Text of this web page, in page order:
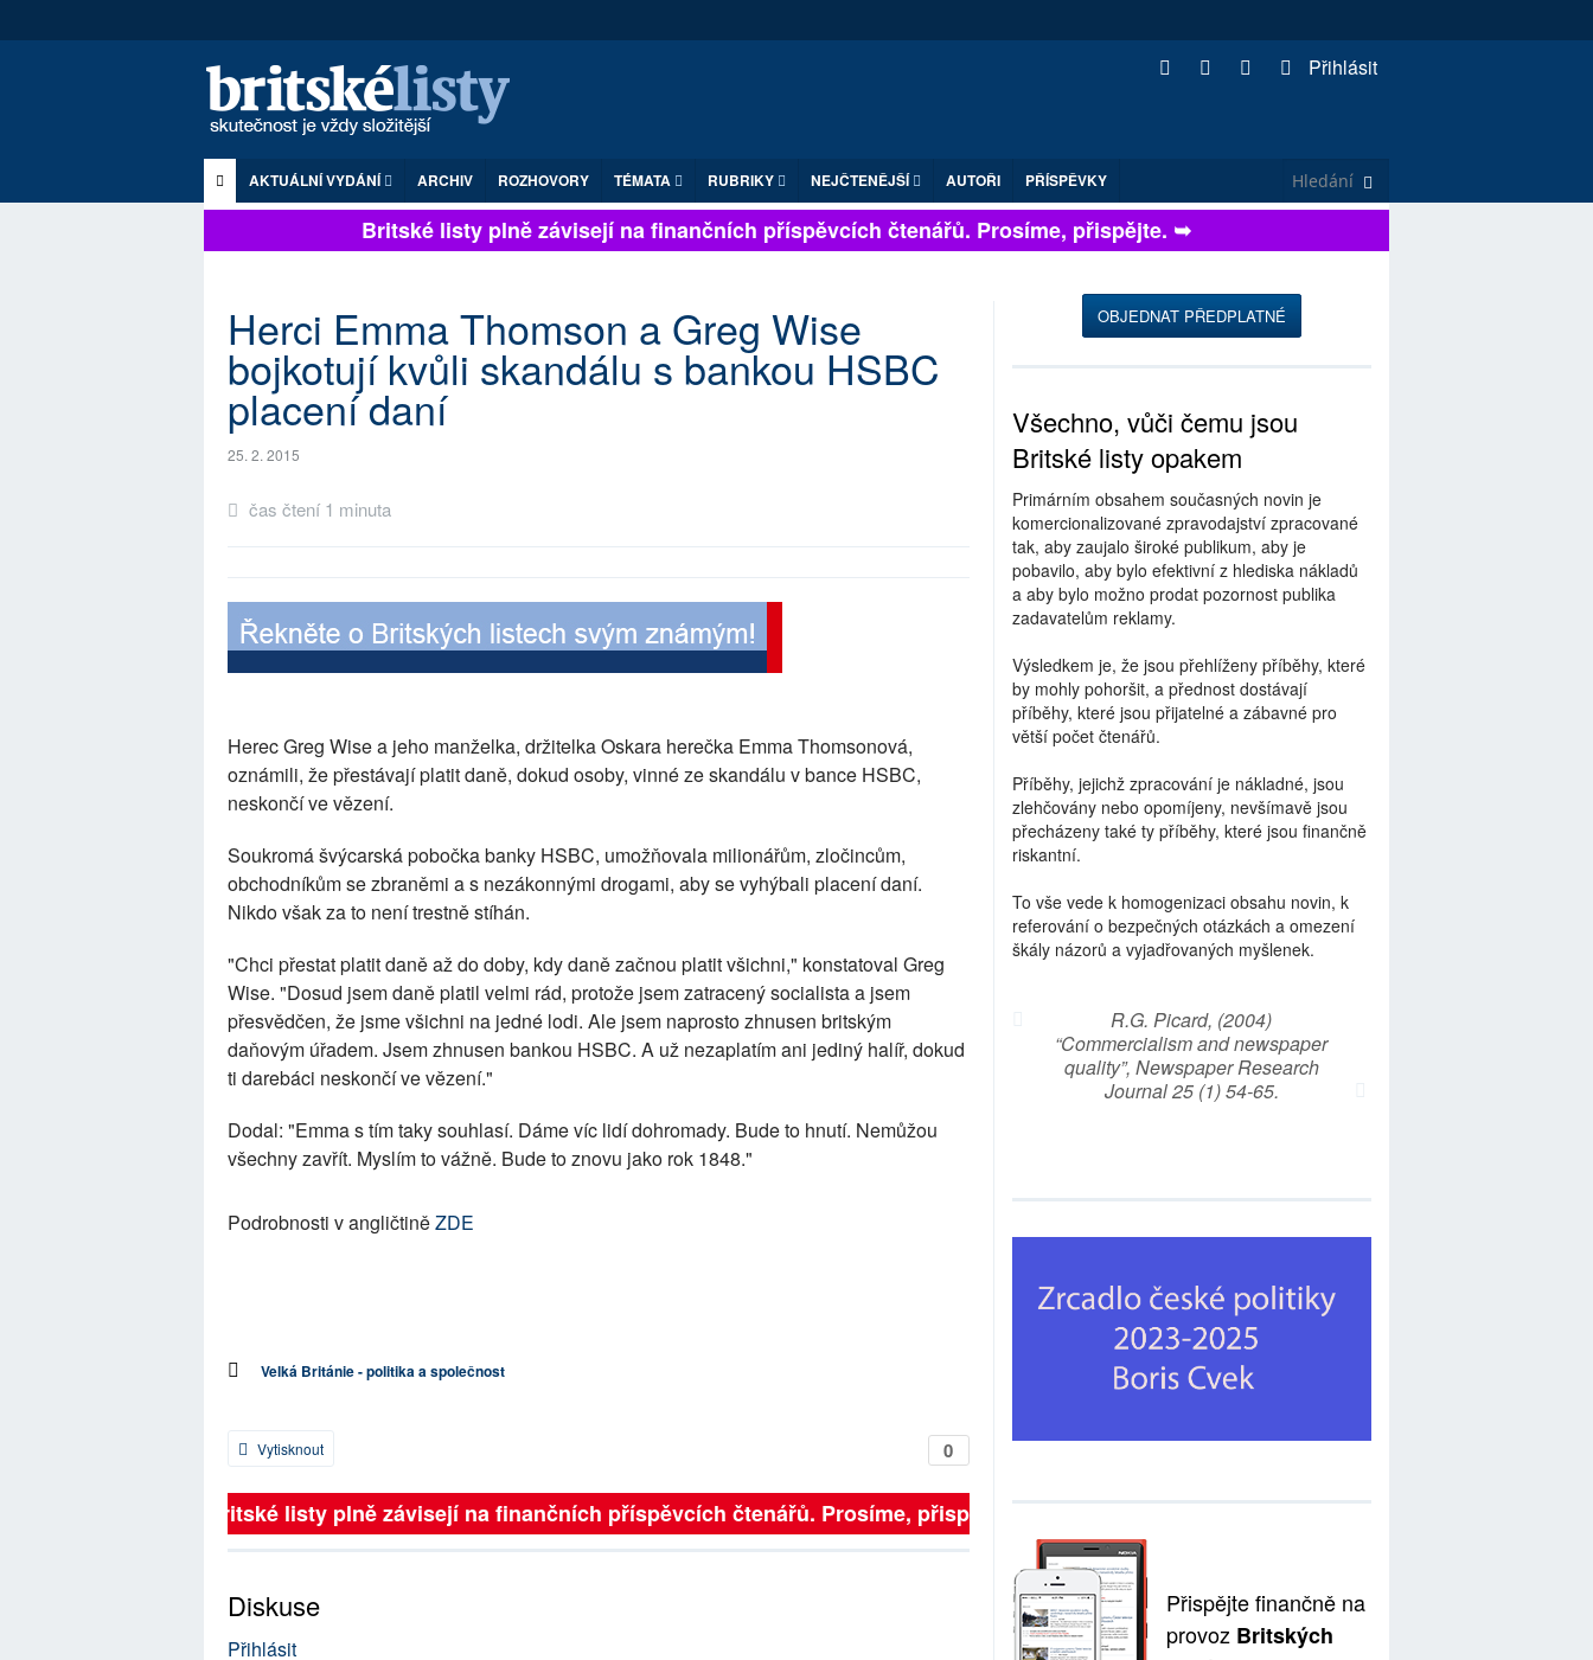
Přihlásit
AKTUÁLNÍ VYDÁNÍ ARCHIV ROZHOVORY TÉMATA RUBRIKY NEJČTENĚJŠÍ AUTOŘI PŘÍSPĚVKY
Britské listy plně závisejí na finančních příspěvcích čtenářů. Prosíme, přispějte. ➥
Herci Emma Thomson a Greg Wise
bojkotují kvůli skandálu s bankou HSBC
placení daní
25. 2. 2015
čas čtení 1 minuta
Herec Greg Wise a jeho manželka, držitelka Oskara herečka Emma Thomsonová,
oznámili, že přestávají platit daně, dokud osoby, vinné ze skandálu v bance HSBC,
neskončí ve vězení.
Soukromá švýcarská pobočka banky HSBC, umožňovala milionářům, zločincům,
obchodníkům se zbraněmi a s nezákonnými drogami, aby se vyhýbali placení daní.
Nikdo však za to není trestně stíhán.
"Chci přestat platit daně až do doby, kdy daně začnou platit všichni," konstatoval Greg
Wise. "Dosud jsem daně platil velmi rád, protože jsem zatracený socialista a jsem
přesvědčen, že jsme všichni na jedné lodi. Ale jsem naprosto zhnusen britským
daňovým úřadem. Jsem zhnusen bankou HSBC. A už nezaplatím ani jediný halíř, dokud
ti darebáci neskončí ve vězení."
Dodal: "Emma s tím taky souhlasí. Dáme víc lidí dohromady. Bude to hnutí. Nemůžou
všechny zavřít. Myslím to vážně. Bude to znovu jako rok 1848."
Podrobnosti v angličtiněZDE
Velká Británie - politika a společnost
0
Vytisknout
Britské listy plně závisejí na finančních příspěvcích čtenářů. Prosíme, přispějte. ➥
Diskuse
Přihlásit
OBJEDNAT PŘEDPLATNÉ
Všechno, vůči čemu jsou
Britské listy opakem
Primárním obsahem současných novin je
komercionalizované zpravodajství zpracované
tak, aby zaujalo široké publikum, aby je
pobavilo, aby bylo efektivní z hlediska nákladů
a aby bylo možno prodat pozornost publika
zadavatelům reklamy.
Výsledkem je, že jsou přehlíženy příběhy, které
by mohly pohoršit, a přednost dostávají
příběhy, které jsou přijatelné a zábavné pro
větší počet čtenářů.
Příběhy, jejichž zpracování je nákladné, jsou
zlehčovány nebo opomíjeny, nevšímavě jsou
přecházeny také ty příběhy, které jsou finančně
riskantní.
To vše vede k homogenizaci obsahu novin, k
referování o bezpečných otázkách a omezení
škály názorů a vyjadřovaných myšlenek.
R.G. Picard, (2004)
“Commercialism and newspaper
quality”, Newspaper Research
Journal 25 (1) 54-65.
Přispějte finančně na
provoz Britských